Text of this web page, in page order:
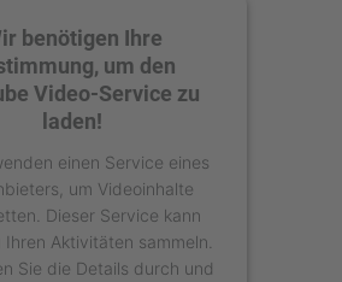
benötigen Ihre
um den
Video-Service zu
laden!
einen Service eines
um Videoinhalte
Dieser Service kann
Ihren Aktivitäten sammeln.
Sie die Details durch und